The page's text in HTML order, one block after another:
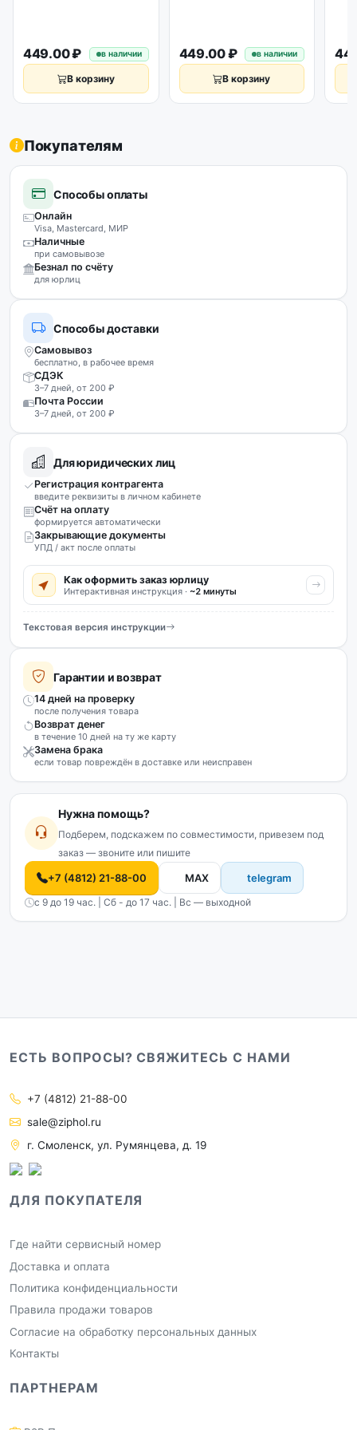
449.00 ₽ в наличии
В корзину
449.00 ₽ в наличии
В корзину
Покупателям
Способы оплаты
Онлайн
Visa, Mastercard, МИР
Наличные
при самовывозе
Безнал по счёту
для юрлиц
Способы доставки
Самовывоз
бесплатно, в рабочее время
СДЭК
3–7 дней, от 200 ₽
Почта России
3–7 дней, от 200 ₽
Для юридических лиц
Регистрация контрагента
введите реквизиты в личном кабинете
Счёт на оплату
формируется автоматически
Закрывающие документы
УПД / акт после оплаты
Как оформить заказ юрлицу
Интерактивная инструкция · ~2 минуты
Текстовая версия инструкции
Гарантии и возврат
14 дней на проверку
после получения товара
Возврат денег
в течение 10 дней на ту же карту
Замена брака
если товар повреждён в доставке или неисправен
Нужна помощь?
Подберем, подскажем по совместимости, привезем под
заказ — звоните или пишите
+7 (4812) 21-88-00 MAX telegram
с 9 до 19 час. | Сб - до 17 час. | Вс — выходной
ЕСТЬ ВОПРОСЫ? СВЯЖИТЕСЬ С НАМИ
+7 (4812) 21-88-00
sale@ziphol.ru
г. Смоленск, ул. Румянцева, д. 19
ДЛЯ ПОКУПАТЕЛЯ
Где найти сервисный номер
Доставка и оплата
Политика конфиденциальности
Правила продажи товаров
Согласие на обработку персональных данных
Контакты
ПАРТНЕРАМ